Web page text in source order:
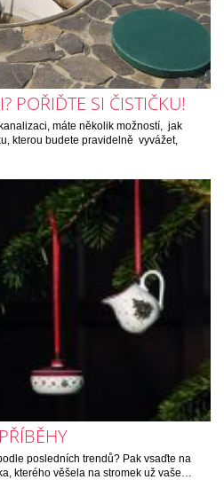
POŘIĎTE SI ČISTIČKU!
máte několik možností, jak
kterou budete pravidelně vyvážet,
posledních trendů? Pak vsaďte na
kterého věšela na stromek už vaše…